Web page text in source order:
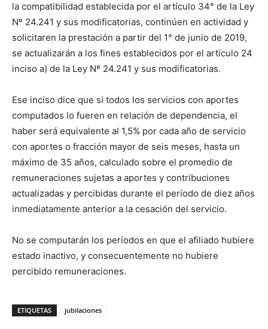
la compatibilidad establecida por el artículo 34° de la Ley
Nº 24.241 y sus modificatorias, continúen en actividad y
solicitaren la prestación a partir del 1° de junio de 2019,
se actualizarán a los fines establecidos por el artículo 24
inciso a) de la Ley Nº 24.241 y sus modificatorias.
Ese inciso dice que si todos los servicios con aportes
computados lo fueren en relación de dependencia, el
haber será equivalente al 1,5% por cada año de servicio
con aportes o fracción mayor de seis meses, hasta un
máximo de 35 años, calculado sobre el promedio de
remuneraciones sujetas a aportes y contribuciones
actualizadas y percibidas durante el período de diez años
inmediatamente anterior a la cesación del servicio.
No se computarán los períodos en que el afiliado hubiere
estado inactivo, y consecuentemente no hubiere
percibido remuneraciones.
ETIQUETAS jubilaciones